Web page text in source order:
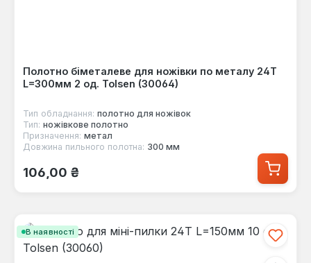
Полотно біметалеве для ножівки по металу 24T
L=300мм 2 од. Tolsen (30064)
Тип обладнання: полотнo для ножівок
Тип: ножівкове полотно
Призначення: метал
Довжина пильного полотна: 300 мм
Звичайна ціна:
106,00 ₴
В наявності